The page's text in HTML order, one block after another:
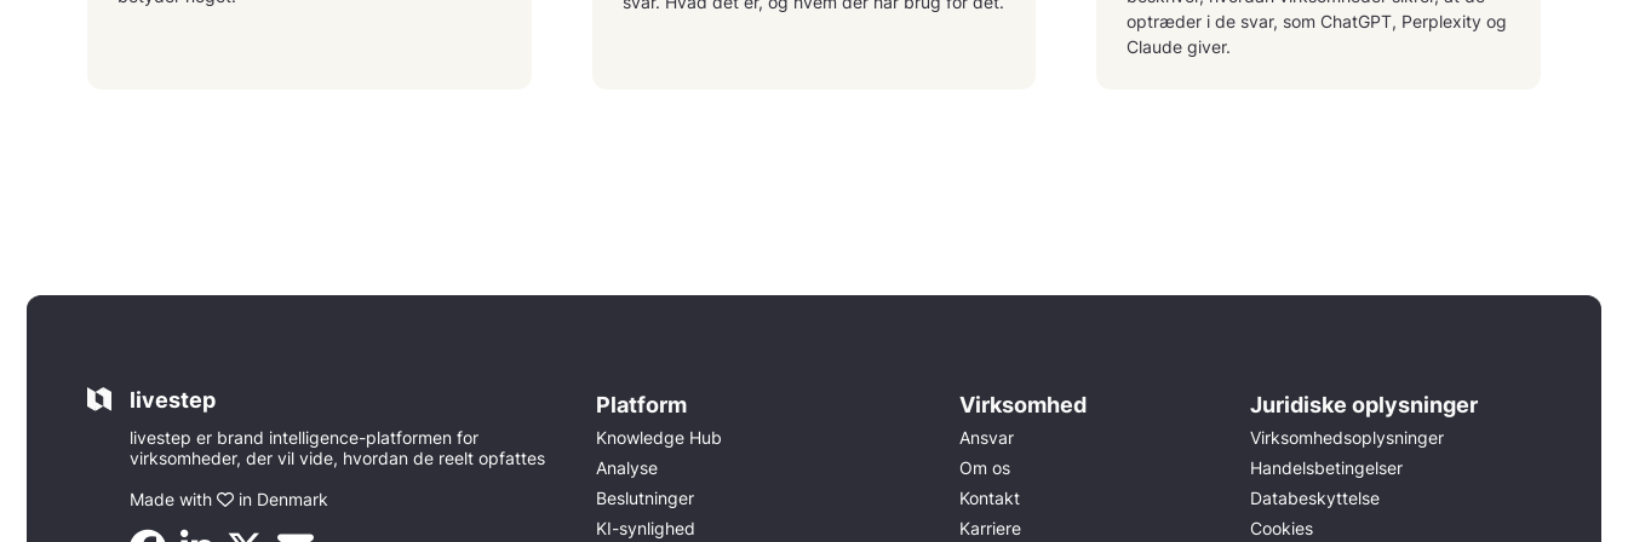
optræder i de svar, som ChatGPT, Perplexity og
Claude giver.
livestep
livestep er brand intelligence-platformen for
virksomheder, der vil vide, hvordan de reelt opfattes
Made with
in Denmark
Platform
Knowledge Hub
Analyse
Beslutninger
KI-synlighed
Virksomhed
Ansvar
Om os
Kontakt
Karriere
Juridiske oplysninger
Virksomhedsoplysninger
Handelsbetingelser
Databeskyttelse
Cookies